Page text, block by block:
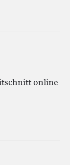
online